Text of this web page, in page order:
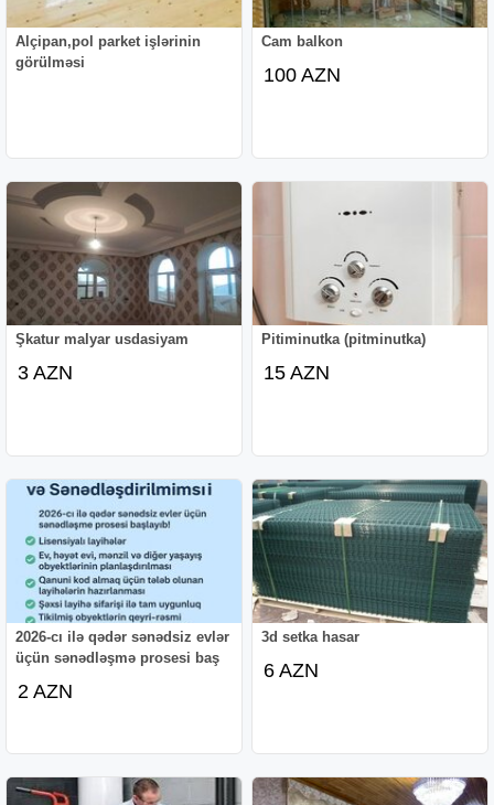
Alçipan,pol parket işlərinin
görülməsi
Cam balkon
100 AZN
Şkatur malyar usdasiyam
3 AZN
Pitiminutka (pitminutka)
15 AZN
2026-cı ilə qədər sənədsiz evlər
üçün sənədləşmə prosesi baş
2 AZN
3d setka hasar
6 AZN